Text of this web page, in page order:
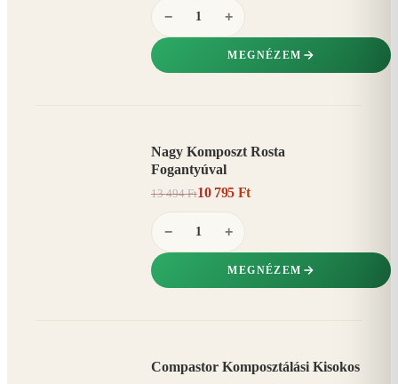
− +
MEGNÉZEM
Nagy Komposzt Rosta
Fogantyúval
13 494 Ft10 795 Ft
− +
MEGNÉZEM
Compastor Komposztálási Kisokos